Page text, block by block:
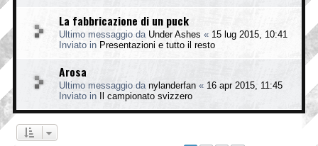
La fabbricazione di un puck
Ultimo messaggio da Under Ashes « 15 lug 2015, 10:41
Inviato in Presentazioni e tutto il resto
Arosa
Ultimo messaggio da nylanderfan « 16 apr 2015, 11:45
Inviato in
Il campionato svizzero